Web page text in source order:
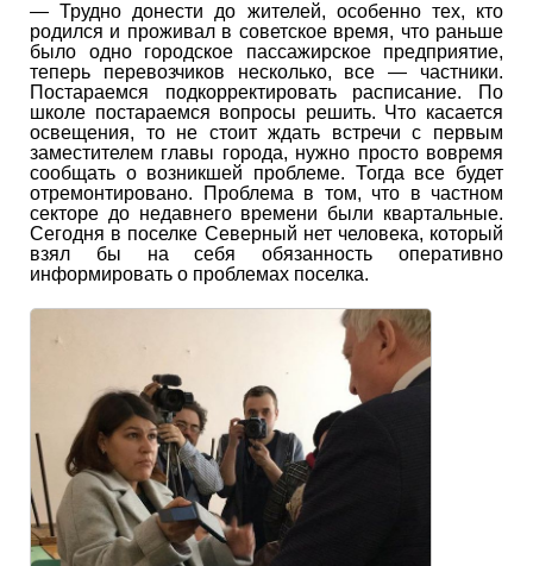
― Трудно донести до жителей, особенно тех, кто
родился и проживал в советское время, что раньше
было одно городское пассажирское предприятие,
теперь перевозчиков несколько, все ― частники.
Постараемся подкорректировать расписание. По
школе постараемся вопросы решить. Что касается
освещения, то не стоит ждать встречи с первым
заместителем главы города, нужно просто вовремя
сообщать о возникшей проблеме. Тогда все будет
отремонтировано. Проблема в том, что в частном
секторе до недавнего времени были квартальные.
Сегодня в поселке Северный нет человека, который
взял бы на себя обязанность оперативно
информировать о проблемах поселка.